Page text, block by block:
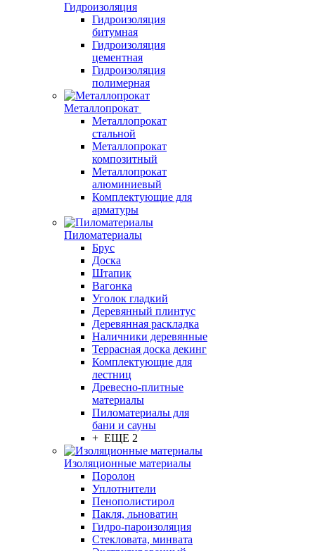
Гидроизоляция
Гидроизоляция
битумная
Гидроизоляция
цементная
Гидроизоляция
полимерная
Металлопрокат
Металлопрокат
стальной
Металлопрокат
композитный
Металлопрокат
алюминиевый
Комплектующие для
арматуры
Пиломатериалы
Брус
Доска
Штапик
Вагонка
Уголок гладкий
Деревянный плинтус
Деревянная раскладка
Наличники деревянные
Террасная доска декинг
Комплектующие для
лестниц
Древесно-плитные
материалы
Пиломатериалы для
бани и сауны
+ ЕЩЕ 2
Изоляционные материалы
Поролон
Уплотнители
Пенополистирол
Пакля, льноватин
Гидро-пароизоляция
Стекловата, минвата